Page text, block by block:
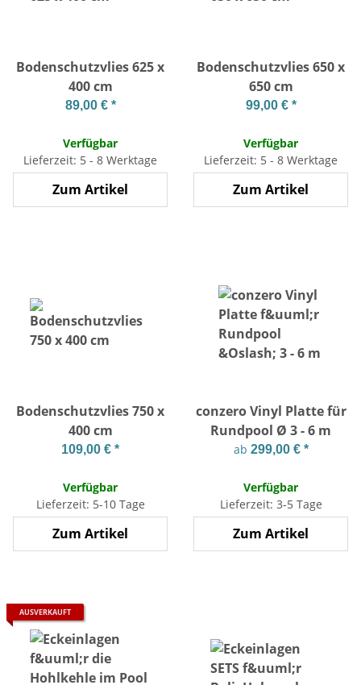
Bodenschutzvlies 625 x
400 cm
89,00 € *
Verfügbar
Lieferzeit: 5 - 8 Werktage
Zum Artikel
Bodenschutzvlies 650 x
650 cm
99,00 € *
Verfügbar
Lieferzeit: 5 - 8 Werktage
Zum Artikel
Bodenschutzvlies 750 x
400 cm
109,00 € *
Verfügbar
Lieferzeit: 5-10 Tage
Zum Artikel
conzero Vinyl Platte für
Rundpool Ø 3 - 6 m
ab 299,00 € *
Verfügbar
Lieferzeit: 3-5 Tage
Zum Artikel
AUSVERKAUFT